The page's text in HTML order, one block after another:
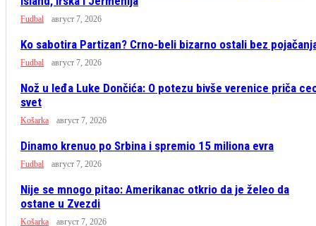
Fudbal август 7, 2026
Ko sabotira Partizan? Crno-beli bizarno ostali bez
Fudbal август 7, 2026
Nož u leđa Luke Dončića: O potezu bivše verenice priča
svet
Košarka август 7, 2026
Dinamo krenuo po Srbina i spremio 15 miliona evra
Fudbal август 7, 2026
Nije se mnogo pitao: Amerikanac otkrio da je želeo da
ostane u Zvezdi
Košarka август 7, 2026